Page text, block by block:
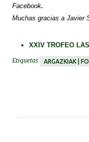
Facebook.
Muchas gracias a Javier
XXIV TROFEO
Etiquetas ARGAZKIAK |